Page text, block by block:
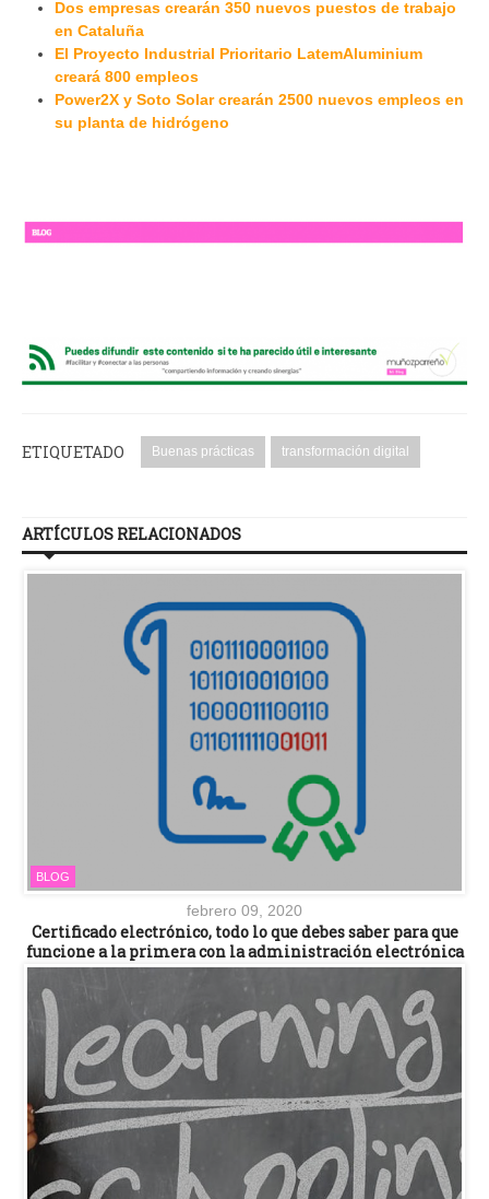
Dos empresas crearán 350 nuevos puestos de trabajo
en Cataluña
El Proyecto Industrial Prioritario LatemAluminium
creará 800 empleos
Power2X y Soto Solar crearán 2500 nuevos empleos en
su planta de hidrógeno
ETIQUETADO Buenas prácticas transformación digital
ARTÍCULOS RELACIONADOS
BLOG
febrero 09, 2020
Certificado electrónico, todo lo que debes saber para que
funcione a la primera con la administración electrónica